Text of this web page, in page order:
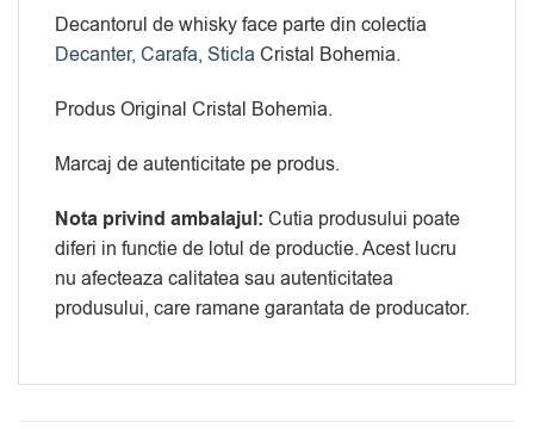
Decantorul de whisky face parte din colectia
Decanter, Carafa, Sticla Cristal Bohemia.
Produs Original Cristal Bohemia.
Marcaj de autenticitate pe produs.
Nota privind ambalajul: Cutia produsului poate
diferi in functie de lotul de productie. Acest lucru
nu afecteaza calitatea sau autenticitatea
produsului, care ramane garantata de producator.